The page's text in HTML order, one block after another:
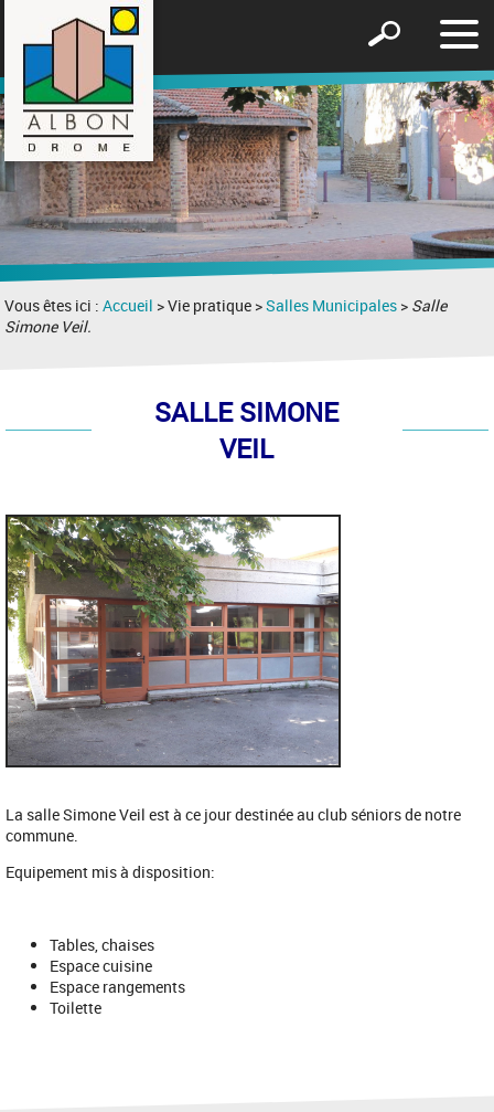
le
Afficher
formulaire
de
recherche
Vous êtes ici :Accueil > Vie pratique >Salles Municipales > Salle
Simone Veil.
SALLE SIMONE
VEIL
La salle Simone Veil est à ce jour destinée au club séniors de notre
commune.
Equipement mis à disposition:
Tables, chaises
Espace cuisine
Espace rangements
Toilette